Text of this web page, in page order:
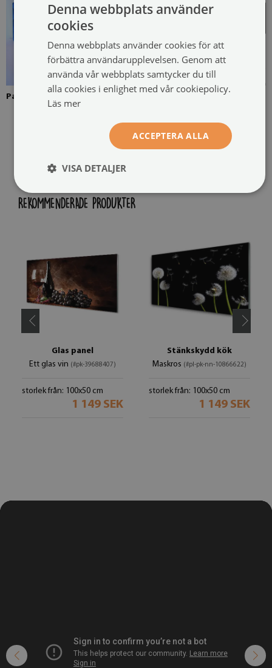
Panel klar för installation
Applicera limmet punktvis i
panelens baksida
REKOMMENDERADE PRODUKTER
Glas panel
Ett glas vin (#pk-39688407)
storlek från: 100x50 cm
1 149 SEK
Stänkskydd kök
Maskros (#pl-pk-nn-10866622)
storlek från: 100x50 cm
1 149 SEK
Denna webbplats använder
cookies
Denna webbplats använder cookies för att
förbättra användarupplevelsen. Genom att
använda vår webbplats samtycker du till
alla cookies i enlighet med vår cookiepolicy.
Läs mer
ACCEPTERA ALLA
VISA DETALJER